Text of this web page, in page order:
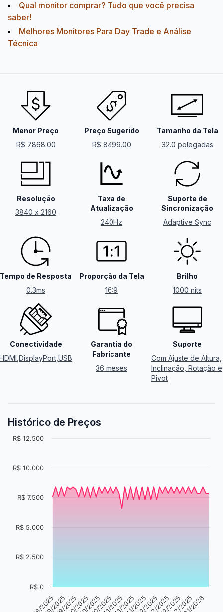
Qual monitor comprar? Tudo que você precisa
saber!
Melhores Monitores Para Day Trade e Análise
Técnica
Menor Preço
R$ 7868.00
Preço Sugerido
R$ 8499.00
Tamanho da Tela
32.0 polegadas
Resolução
3840 x 2160
Taxa de
Atualização
240Hz
Suporte de
Sincronização
Adaptive Sync
Tempo de Resposta
0.3ms
Proporção da Tela
16:9
Brilho
1000 nits
Conectividade
HDMI DisplayPort USB
Garantia do
Fabricante
36 meses
Suporte
Com Ajuste de Altura,
Inclinação, Rotação e
Pivot
Histórico de Preços
R$ 0
R$ 2.500
R$ 5.000
R$ 7.500
R$ 10.000
R$ 12.500